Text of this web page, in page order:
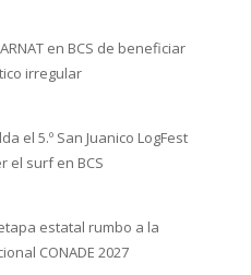
en BCS de beneficiar
irregular
el 5.º San Juanico LogFest
el surf en BCS
estatal rumbo a la
CONADE 2027